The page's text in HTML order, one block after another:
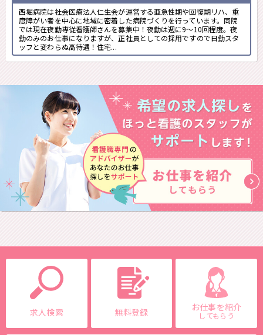
西堀病院は社会医療法人仁生会が運営する亜急性期や回復期リハ、重
度障がい者を中心に地域に密着した病院づくりを行っています。同院
では現在夜勤専従看護師さんを募集中！夜勤は週に9～10回程度。夜
勤のみのお仕事になりますが、正社員としての採用ですので日勤スタ
ッフと変わらぬ高待遇！住宅...
求人検索 無料登録 お仕事を紹介
してもらう